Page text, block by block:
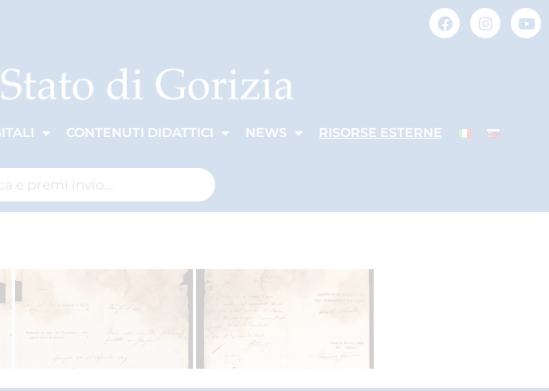
CONTENUTI DIDATTICI NEWS RISORSE ESTERNE